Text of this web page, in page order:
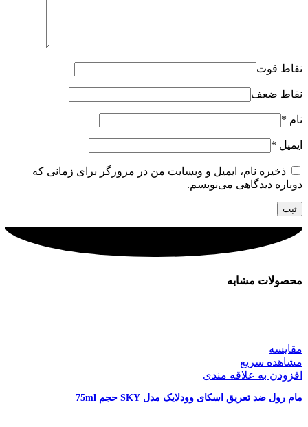
نقاط قوت
نقاط ضعف
نام *
ایمیل *
ذخیره نام، ایمیل و وبسایت من در مرورگر برای زمانی که
دوباره دیدگاهی می‌نویسم.
محصولات مشابه
مقایسه
مشاهده سریع
افزودن به علاقه مندی
مام رول ضد تعریق اسکای وودلایک مدل SKY حجم 75ml